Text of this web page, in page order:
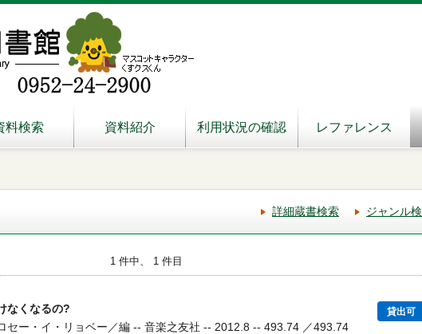
料検索 資料紹介 利用状況の確認 レファレンス
詳細蔵書検索 ジャンル
1 件中、 1 件目
なくなるの? 貸出可
セー・イ・リョベー／編 -- 音楽之友社 -- 2012.8 -- 493.74 ／493.74